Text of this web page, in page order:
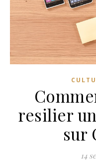
resilier
sur
14